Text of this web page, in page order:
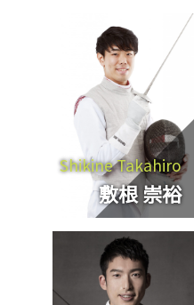
Shikine Takahiro
敷根 崇裕